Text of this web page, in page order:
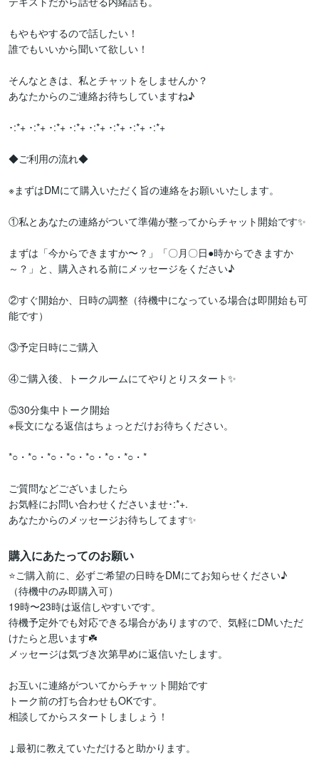
もやもやするので話したい！
誰でもいいから聞いて欲しい！
そんなときは、私とチャットをしませんか？
あなたからのご連絡お待ちしていますね♪
･:*+ ･:*+ ･:*+ ･:*+ ･:*+ ･:*+ ･:*+ ･:*+
◆ご利用の流れ◆
※まずはDMにて購入いただく旨の連絡をお願いいたします。
①私とあなたの連絡がついて準備が整ってからチャット開始です✨
まずは「今からできますか〜？」「〇月〇日●時からできますか
～？」と、購入される前にメッセージをください♪
②すぐ開始か、日時の調整（待機中になっている場合は即開始も可
能です）
③予定日時にご購入
④ご購入後、トークルームにてやりとりスタート✨
⑤30分集中トーク開始
※長文になる返信はちょっとだけお待ちください。
*○・*○・*○・*○・*○・*○・*○・*
ご質問などございましたら
お気軽にお問い合わせくださいませ･:*+.
あなたからのメッセージお待ちしてます✨
購入にあたってのお願い
⭐ご購入前に、必ずご希望の日時をDMにてお知らせください♪
（待機中のみ即購入可）
19時〜23時は返信しやすいです。
待機予定外でも対応できる場合がありますので、気軽にDMいただ
けたらと思います☘️
メッセージは気づき次第早めに返信いたします。
お互いに連絡がついてからチャット開始です
トーク前の打ち合わせもOKです。
相談してからスタートしましょう！
↓最初に教えていただけると助かります。